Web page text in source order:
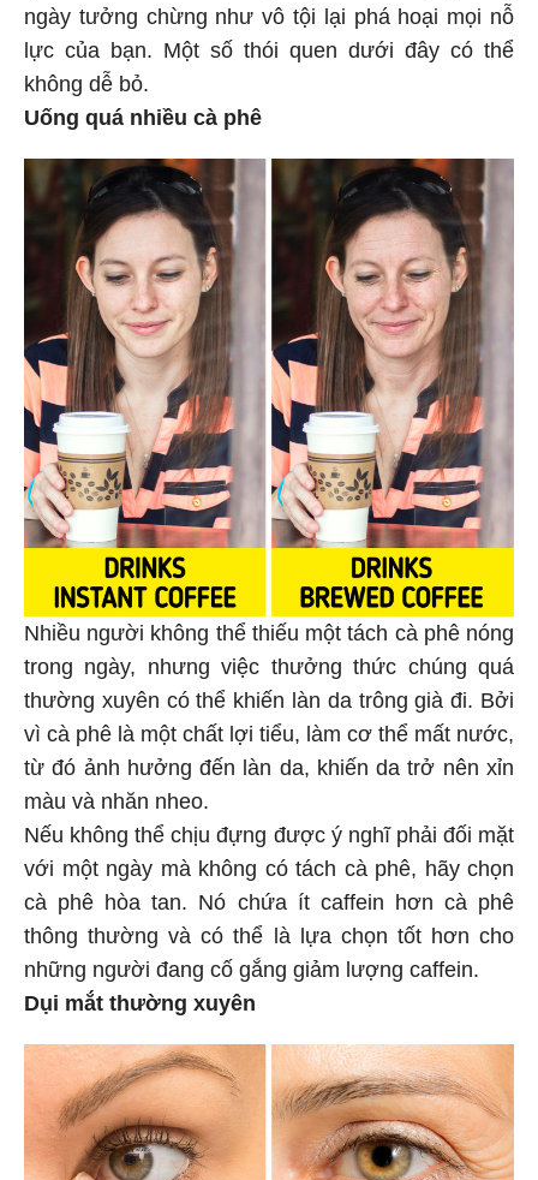
ngày tưởng chừng như vô tội lại phá hoại mọi nỗ
lực của bạn. Một số thói quen dưới đây có thể
không dễ bỏ.
Uống quá nhiều cà phê
Nhiều người không thể thiếu một tách cà phê nóng
trong ngày, nhưng việc thưởng thức chúng quá
thường xuyên có thể khiến làn da trông già đi. Bởi
vì cà phê là một chất lợi tiểu, làm cơ thể mất nước,
từ đó ảnh hưởng đến làn da, khiến da trở nên xỉn
màu và nhăn nheo.
Nếu không thể chịu đựng được ý nghĩ phải đối mặt
với một ngày mà không có tách cà phê, hãy chọn
cà phê hòa tan. Nó chứa ít caffein hơn cà phê
thông thường và có thể là lựa chọn tốt hơn cho
những người đang cố gắng giảm lượng caffein.
Dụi mắt thường xuyên